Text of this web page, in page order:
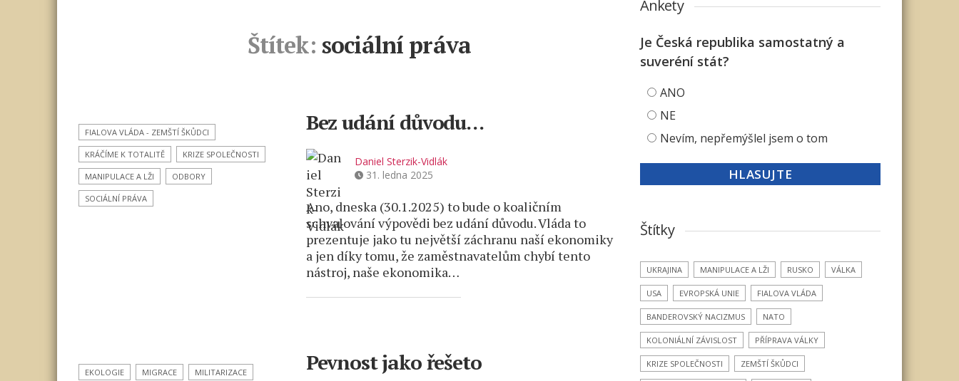
Štítek: sociální práva
FIALOVA VLÁDA - ZEMŠTÍ ŠKŮDCI
KRÁČÍME K TOTALITĚ KRIZE SPOLEČNOSTI
MANIPULACE A LŽI ODBORY
SOCIÁLNÍ PRÁVA
Bez udání důvodu…
Daniel Sterzik-Vidlák
31. ledna 2025
Ano, dneska (30.1.2025) to bude o koaličním
schvalování výpovědi bez udání důvodu. Vláda to
prezentuje jako tu největší záchranu naší ekonomiky
a jen díky tomu, že zaměstnavatelům chybí tento
nástroj, naše ekonomika…
EKOLOGIE MIGRACE MILITARIZACE Pevnost jako řešeto
Ankety
Je Česká republika samostatný a
suveréní stát?
ANO
NE
Nevím, nepřemýšlel jsem o tom
Štítky
UKRAJINA MANIPULACE A LŽI RUSKO VÁLKA
USA EVROPSKÁ UNIE FIALOVA VLÁDA
BANDEROVSKÝ NACIZMUS NATO
KOLONIÁLNÍ ZÁVISLOST PŘÍPRAVA VÁLKY
KRIZE SPOLEČNOSTI ZEMŠTÍ ŠKŮDCI